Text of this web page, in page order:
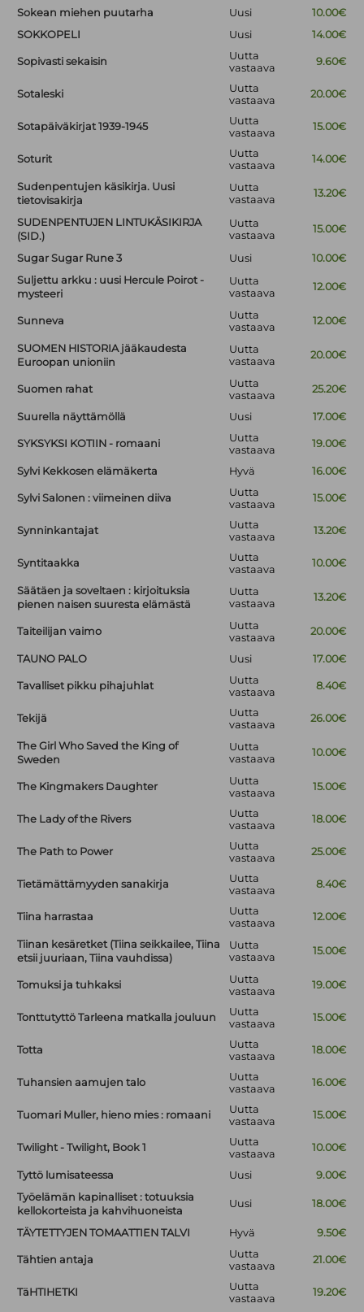
Sokean miehen puutarha Uusi
10.00€
SOKKOPELI
Uusi 14.00€
Sopivasti sekaisin
Uutta
vastaava
9.60€
Sotaleski
Uutta
vastaava
20.00€
Sotapäiväkirjat 1939-1945
Uutta
vastaava
15.00€
Soturit
Uutta
vastaava
14.00€
Sudenpentujen käsikirja. Uusi
tietovisakirja
Uutta
vastaava
13.20€
SUDENPENTUJEN LINTUKÄSIKIRJA
(SID.)
Uutta
vastaava
15.00€
Sugar Sugar Rune 3 Uusi
10.00€
Suljettu arkku : uusi Hercule Poirot -
mysteeri
Uutta
vastaava
12.00€
Sunneva
Uutta
vastaava
12.00€
SUOMEN HISTORIA jääkaudesta
Euroopan unioniin
Uutta
vastaava
20.00€
Suomen rahat
Uutta
vastaava
25.20€
Suurella näyttämöllä Uusi 17.00€
SYKSYKSI KOTIIN - romaani
Uutta
vastaava
19.00€
Sylvi Kekkosen elämäkerta Hyvä 16.00€
Sylvi Salonen : viimeinen diiva
Uutta
vastaava
15.00€
Synninkantajat
Uutta
vastaava
13.20€
Syntitaakka
Uutta
vastaava
10.00€
Säätäen ja soveltaen : kirjoituksia
pienen naisen suuresta elämästä
Uutta
vastaava
13.20€
Taiteilijan vaimo
Uutta
vastaava
20.00€
TAUNO PALO Uusi 17.00€
Tavalliset pikku pihajuhlat
Uutta
vastaava
8.40€
Tekijä
Uutta
vastaava
26.00€
The Girl Who Saved the King of
Sweden
Uutta
vastaava
10.00€
The Kingmakers Daughter
Uutta
vastaava
15.00€
The Lady of the Rivers
Uutta
vastaava
18.00€
The Path to Power
Uutta
vastaava
25.00€
Tietämättämyyden sanakirja
Uutta
vastaava
8.40€
Tiina harrastaa
Uutta
vastaava
12.00€
Tiinan kesäretket (Tiina seikkailee, Tiina
etsii juuriaan, Tiina vauhdissa)
Uutta
vastaava
15.00€
Tomuksi ja tuhkaksi
Uutta
vastaava
19.00€
Tonttutyttö Tarleena matkalla jouluun
Uutta
vastaava
15.00€
Totta
Uutta
vastaava
18.00€
Tuhansien aamujen talo
Uutta
vastaava
16.00€
Tuomari Muller, hieno mies : romaani
Uutta
vastaava
15.00€
Twilight - Twilight, Book 1
Uutta
vastaava
10.00€
Tyttö lumisateessa Uusi
9.00€
Työelämän kapinalliset : totuuksia
kellokorteista ja kahvihuoneista
Uusi 18.00€
TÄYTETTYJEN TOMAATTIEN TALVI Hyvä 9.50€
Tähtien antaja
Uutta
vastaava
21.00€
TäHTIHETKI
Uutta
vastaava
19.20€